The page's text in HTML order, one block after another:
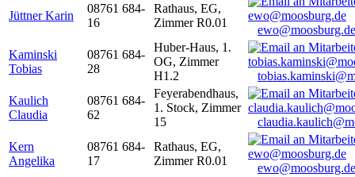
Jüttner Karin
08761 684-
16
Rathaus, EG,
Zimmer R0.01
ewo@moosburg.de
Kaminski
Tobias
08761 684-
28
Huber-Haus, 1.
OG, Zimmer
H1.2
Kaulich
Claudia
08761 684-
62
Feyerabendhaus,
1. Stock, Zimmer
15
Kern
Angelika
08761 684-
17
Rathaus, EG,
Zimmer R0.01
ewo@moosburg.de